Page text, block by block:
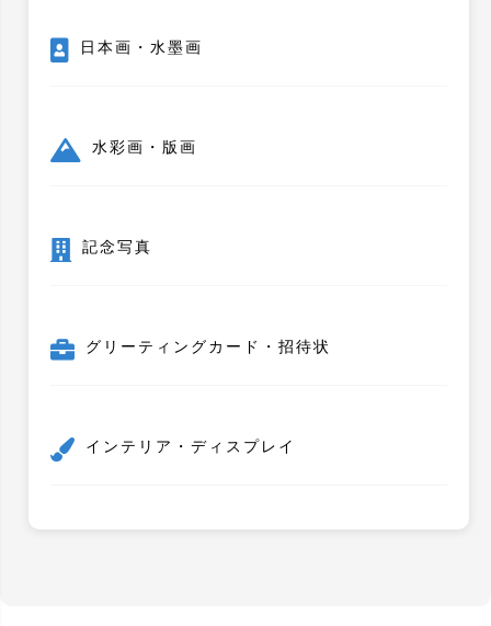
日本画・水墨画
水彩画・版画
記念写真
グリーティングカード・招待状
インテリア・ディスプレイ